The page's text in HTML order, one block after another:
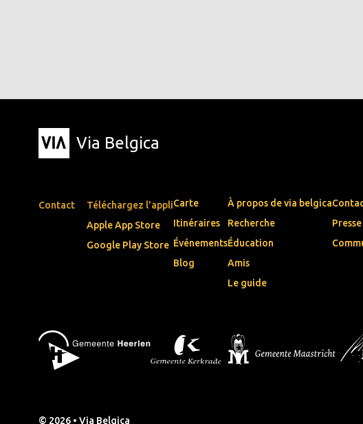
Via Belgica
Contact
Téléchargez l'appli
Apple App Store
Google Play Store
Carte
Itinéraires
Événements
Blog
À propos de via belgica
Recherche
Éducation
Amis
Le guide
Presse
© 2026 • Via Belgica